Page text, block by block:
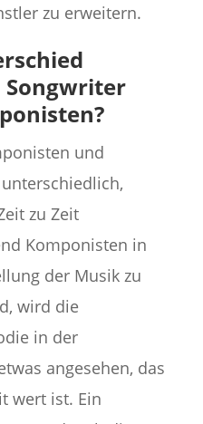
zu erweitern.
Songwriter
und
zu Zeit
Komponisten in
der Musik zu
wird die
in der
angesehen, das
wert ist. Ein